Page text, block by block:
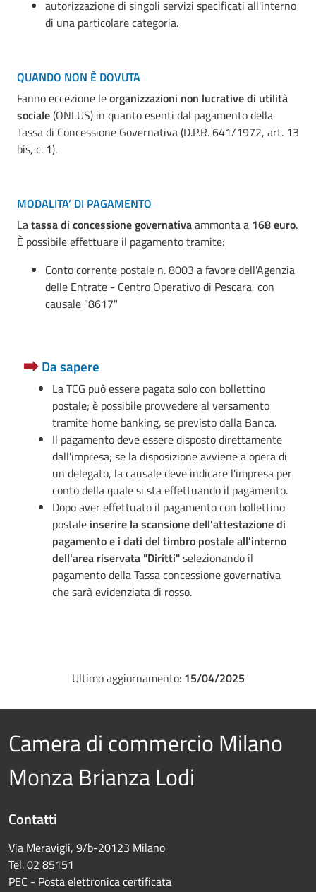
autorizzazione di singoli servizi specificati all'interno
di una particolare categoria.
QUANDO NON È DOVUTA
Fanno eccezione leorganizzazioni non lucrative di utilità
sociale(ONLUS) in quanto esenti dal pagamento della
Tassa di Concessione Governativa (D.P.R. 641/1972, art. 13
bis, c. 1).
MODALITA’ DI PAGAMENTO
Latassa di concessione governativaammonta a 168 euro.
È possibile effettuare il pagamento tramite:
Conto corrente postale n. 8003 a favore dell'Agenzia
delle Entrate - Centro Operativo di Pescara, con
causale "8617"
Da sapere
La TCG può essere pagata solo con bollettino
postale; è possibile provvedere al versamento
tramite home banking, se previsto dalla Banca.
Il pagamento deve essere disposto direttamente
dall'impresa; se la disposizione avviene a opera di
un delegato, la causale deve indicare l'impresa per
conto della quale si sta effettuando il pagamento.
Dopo aver effettuato il pagamento con bollettino
postale inserire la scansione dell'attestazione di
pagamento e i dati del timbro postale all'interno
dell'area riservata "Diritti"selezionando il
pagamento della Tassa concessione governativa
che sarà evidenziata di rosso.
Ultimo aggiornamento: 15/04/2025
Camera di commercio Milano
Monza Brianza Lodi
Contatti
Via Meravigli, 9/b-20123 Milano
Tel. 02 85151
PEC - Posta elettronica certificata